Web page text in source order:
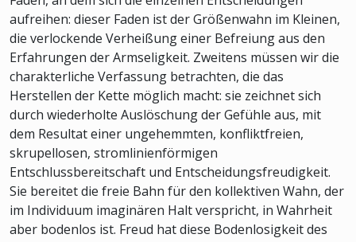
aufreihen: dieser Faden ist der Größenwahn im Kleinen,
die verlockende Verheißung einer Befreiung aus den
Erfahrungen der Armseligkeit. Zweitens müssen wir die
charakterliche Verfassung betrachten, die das
Herstellen der Kette möglich macht: sie zeichnet sich
durch wiederholte Auslöschung der Gefühle aus, mit
dem Resultat einer ungehemmten, konfliktfreien,
skrupellosen, stromlinienförmigen
Entschlussbereitschaft und Entscheidungsfreudigkeit.
Sie bereitet die freie Bahn für den kollektiven Wahn, der
im Individuum imaginären Halt verspricht, in Wahrheit
aber bodenlos ist. Freud hat diese Bodenlosigkeit des